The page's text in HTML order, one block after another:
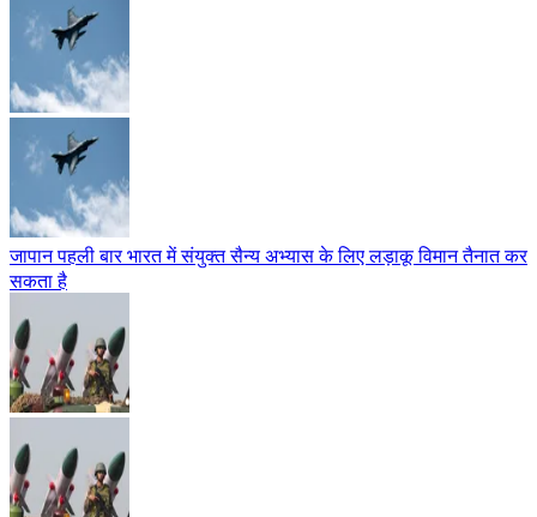
जापान पहली बार भारत में संयुक्त सैन्य अभ्यास के लिए लड़ाकू विमान तैनात कर
सकता है